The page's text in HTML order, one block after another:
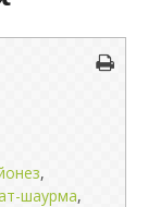
,
шаурма,